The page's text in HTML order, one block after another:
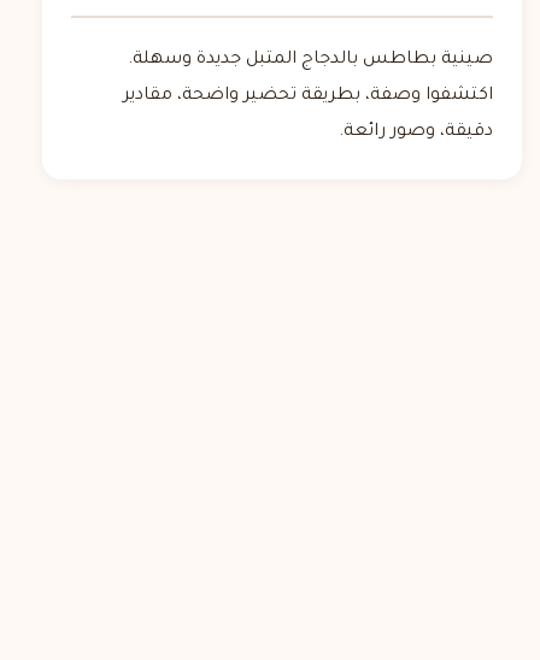
صينية بطاطس بالدجاج المتبل جديدة وسهلة.
اكتشفوا وصفة، بطريقة تحضير واضحة، مقادير
دقيقة، وصور رائعة.